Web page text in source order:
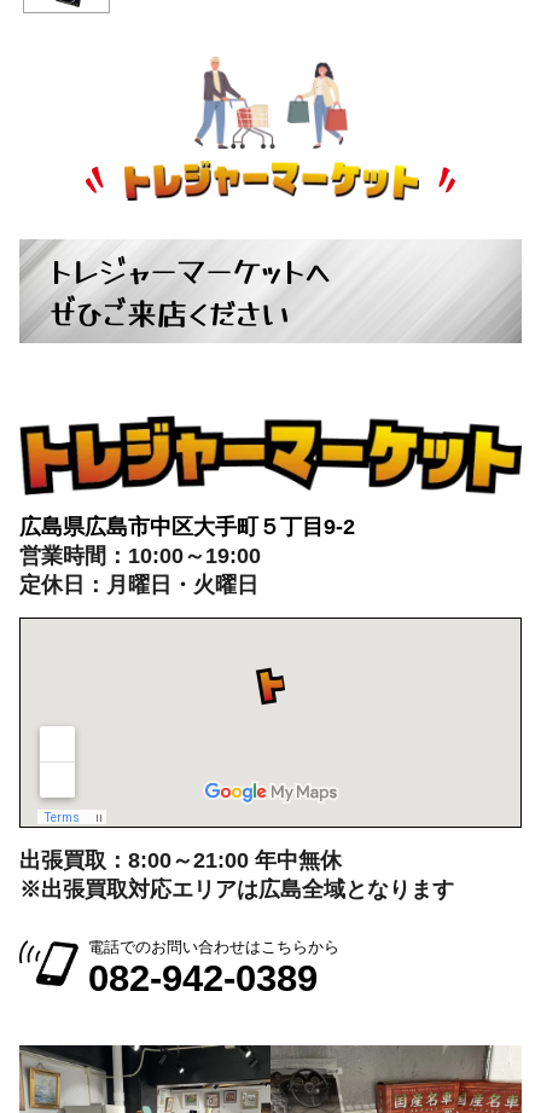
トレジャーマーケットへ
ぜひご来店ください
広島県広島市中区大手町５丁目9-2
営業時間：10:00～19:00
出張買取：8:00～21:00 年中無休
※出張買取対応エリアは広島全域となります
電話でのお問い合わせはこちらから